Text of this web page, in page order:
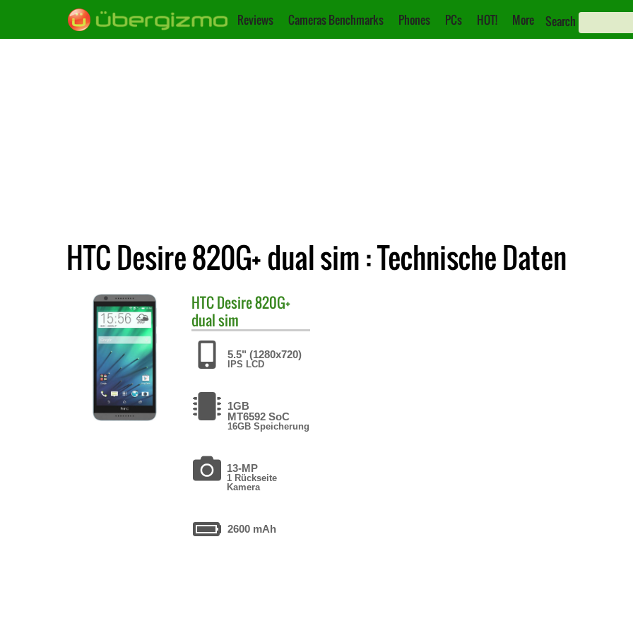
Reviews Cameras Benchmarks Phones PCs HOT! More Search
HTC Desire 820G+ dual sim : Technische Daten
HTCDesire 820G+
dual sim
5.5" (1280x720)
IPS LCD
1GB
MT6592 SoC
16GB Speicherung
13-MP
1 Rückseite
Kamera
2600 mAh